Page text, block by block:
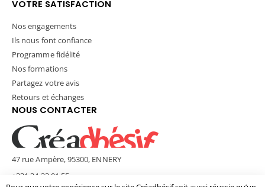
VOTRE SATISFACTION
Nos engagements
Ils nous font confiance
Programme fidélité
Nos formations
Partagez votre avis
Retours et échanges
NOUS CONTACTER
47 rue Ampère, 95300, ENNERY
+331 34 33 01 55